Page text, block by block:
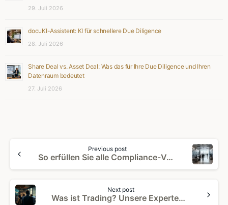
29. Juli 2026
docuKI-Assistent: KI für schnellere Due Diligence
28. Juli 2026
Share Deal vs. Asset Deal: Was das für Ihre Due Diligence und Ihren
Datenraum bedeutet
27. Juli 2026
Reading
Previous post
So erfüllen Sie alle Compliance-Vorgaben mit einem sicheren Datenraum
Next post
Was ist Trading? Unsere Experten erklären es.